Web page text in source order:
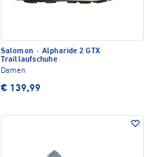
Salomon · Alpharide 2 GTX
Traillaufschuhe
Damen
€ 139,99